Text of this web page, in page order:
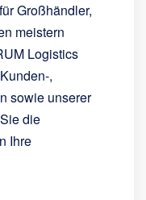
Großhändler,
meistern
Logistics
,
sowie unserer
die
Ihre